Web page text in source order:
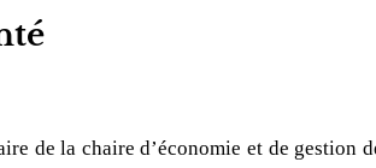
de la chaire d’économie et de gestion